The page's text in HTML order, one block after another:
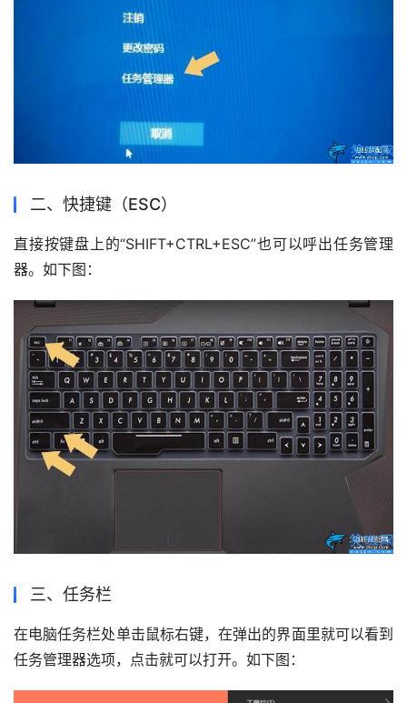
二、快捷键（ESC）
直接按键盘上的“SHIFT+CTRL+ESC”也可以呼出任务管理
器。如下图：
三、任务栏
在电脑任务栏处单击鼠标右键，在弹出的界面里就可以看到
任务管理器选项，点击就可以打开。如下图：